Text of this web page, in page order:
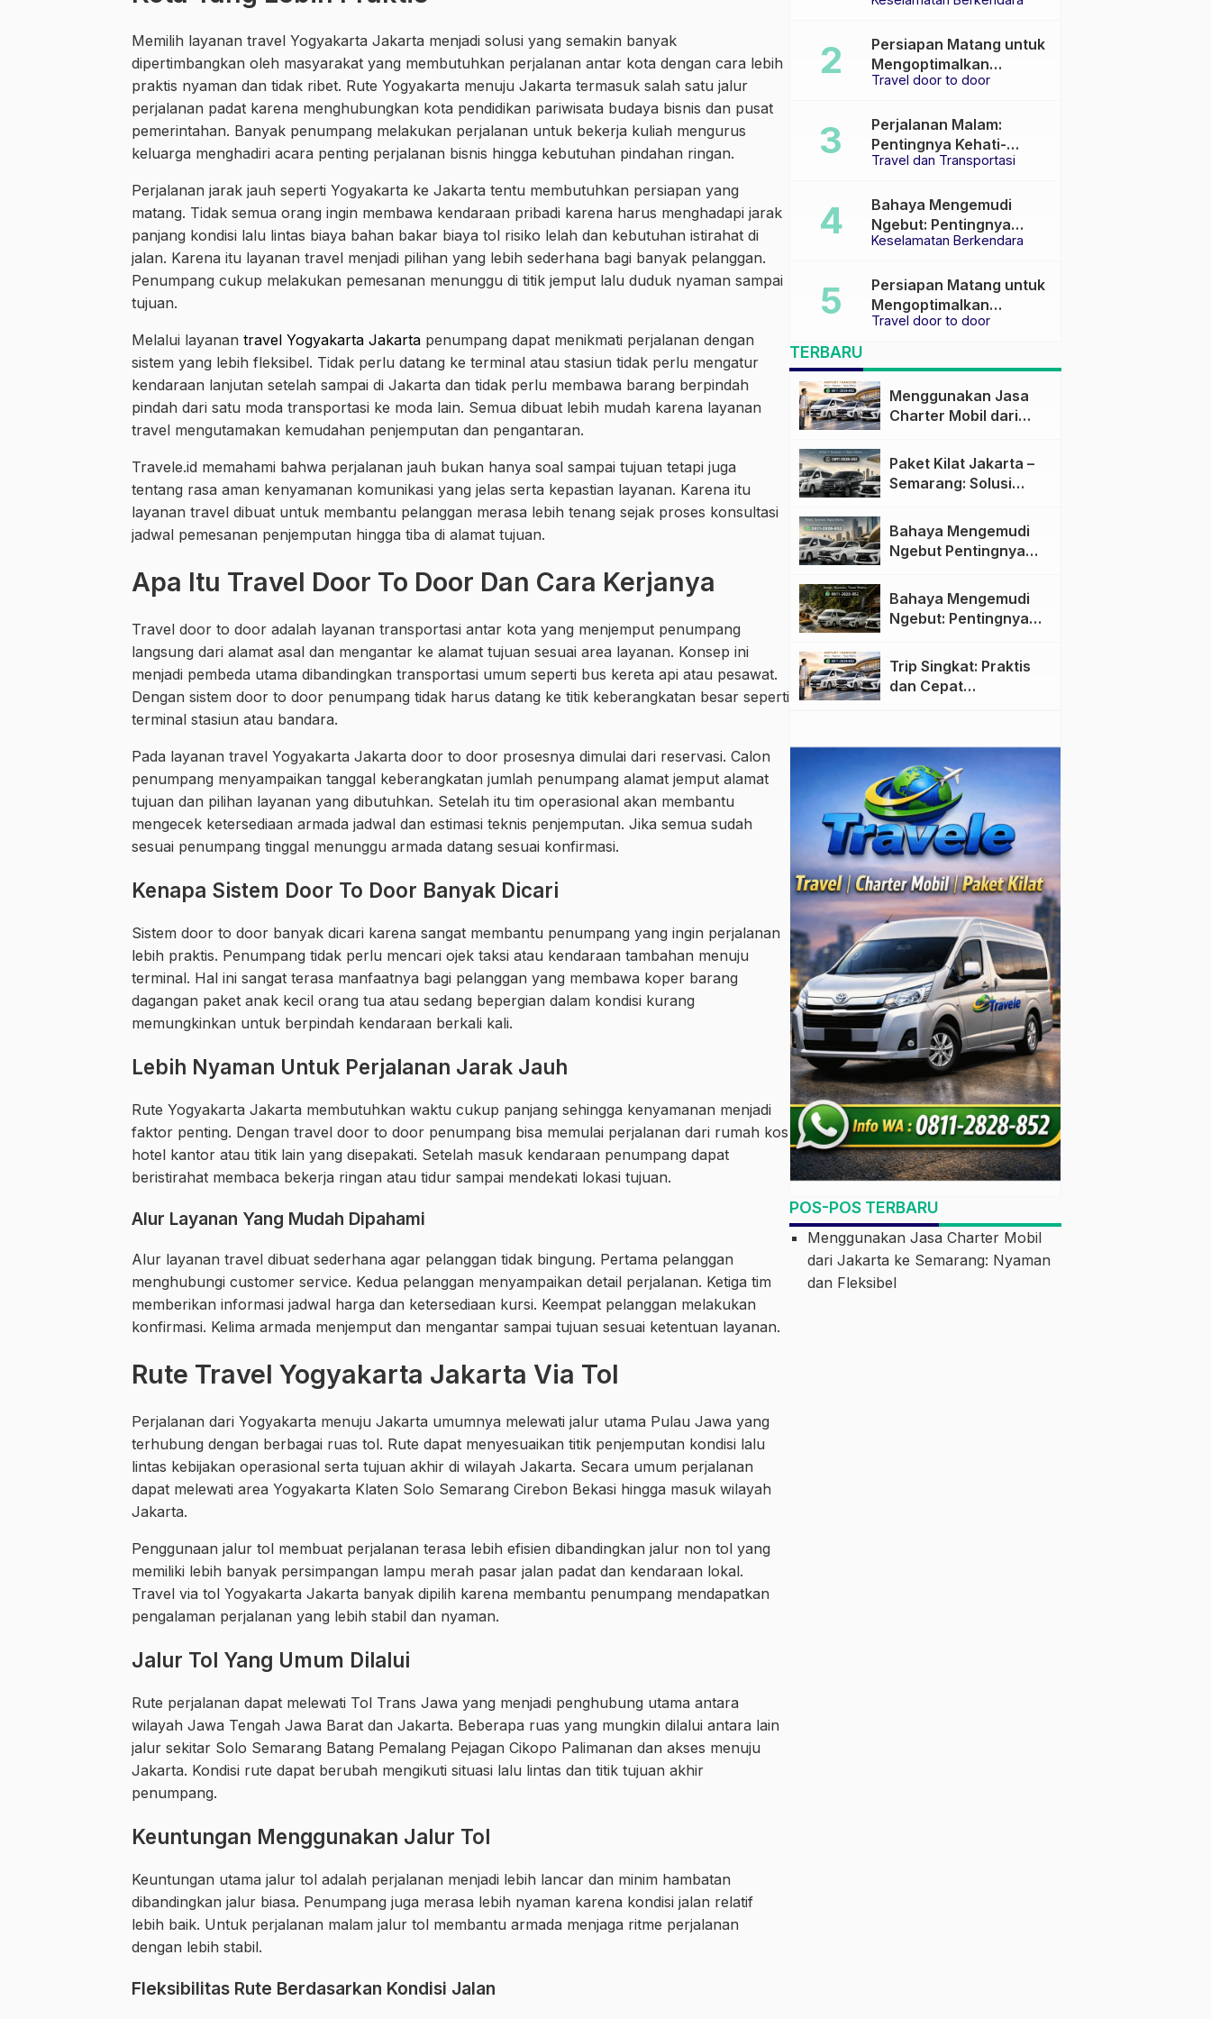
Memilih layanan travel Yogyakarta Jakarta menjadi solusi yang semakin banyak
dipertimbangkan oleh masyarakat yang membutuhkan perjalanan antar kota dengan cara lebih
praktis nyaman dan tidak ribet. Rute Yogyakarta menuju Jakarta termasuk salah satu jalur
perjalanan padat karena menghubungkan kota pendidikan pariwisata budaya bisnis dan pusat
pemerintahan. Banyak penumpang melakukan perjalanan untuk bekerja kuliah mengurus
keluarga menghadiri acara penting perjalanan bisnis hingga kebutuhan pindahan ringan.
Perjalanan jarak jauh seperti Yogyakarta ke Jakarta tentu membutuhkan persiapan yang
matang. Tidak semua orang ingin membawa kendaraan pribadi karena harus menghadapi jarak
panjang kondisi lalu lintas biaya bahan bakar biaya tol risiko lelah dan kebutuhan istirahat di
jalan. Karena itu layanan travel menjadi pilihan yang lebih sederhana bagi banyak pelanggan.
Penumpang cukup melakukan pemesanan menunggu di titik jemput lalu duduk nyaman sampai
tujuan.
Melalui layanan travel Yogyakarta Jakarta penumpang dapat menikmati perjalanan dengan
sistem yang lebih fleksibel. Tidak perlu datang ke terminal atau stasiun tidak perlu mengatur
kendaraan lanjutan setelah sampai di Jakarta dan tidak perlu membawa barang berpindah
pindah dari satu moda transportasi ke moda lain. Semua dibuat lebih mudah karena layanan
travel mengutamakan kemudahan penjemputan dan pengantaran.
Travele.id memahami bahwa perjalanan jauh bukan hanya soal sampai tujuan tetapi juga
tentang rasa aman kenyamanan komunikasi yang jelas serta kepastian layanan. Karena itu
layanan travel dibuat untuk membantu pelanggan merasa lebih tenang sejak proses konsultasi
jadwal pemesanan penjemputan hingga tiba di alamat tujuan.
Apa Itu Travel Door To Door Dan Cara Kerjanya
Travel door to door adalah layanan transportasi antar kota yang menjemput penumpang
langsung dari alamat asal dan mengantar ke alamat tujuan sesuai area layanan. Konsep ini
menjadi pembeda utama dibandingkan transportasi umum seperti bus kereta api atau pesawat.
Dengan sistem door to door penumpang tidak harus datang ke titik keberangkatan besar seperti
terminal stasiun atau bandara.
Pada layanan travel Yogyakarta Jakarta door to door prosesnya dimulai dari reservasi. Calon
penumpang menyampaikan tanggal keberangkatan jumlah penumpang alamat jemput alamat
tujuan dan pilihan layanan yang dibutuhkan. Setelah itu tim operasional akan membantu
mengecek ketersediaan armada jadwal dan estimasi teknis penjemputan. Jika semua sudah
sesuai penumpang tinggal menunggu armada datang sesuai konfirmasi.
Kenapa Sistem Door To Door Banyak Dicari
Sistem door to door banyak dicari karena sangat membantu penumpang yang ingin perjalanan
lebih praktis. Penumpang tidak perlu mencari ojek taksi atau kendaraan tambahan menuju
terminal. Hal ini sangat terasa manfaatnya bagi pelanggan yang membawa koper barang
dagangan paket anak kecil orang tua atau sedang bepergian dalam kondisi kurang
memungkinkan untuk berpindah kendaraan berkali kali.
Lebih Nyaman Untuk Perjalanan Jarak Jauh
Rute Yogyakarta Jakarta membutuhkan waktu cukup panjang sehingga kenyamanan menjadi
faktor penting. Dengan travel door to door penumpang bisa memulai perjalanan dari rumah kos
hotel kantor atau titik lain yang disepakati. Setelah masuk kendaraan penumpang dapat
beristirahat membaca bekerja ringan atau tidur sampai mendekati lokasi tujuan.
Alur Layanan Yang Mudah Dipahami
Alur layanan travel dibuat sederhana agar pelanggan tidak bingung. Pertama pelanggan
menghubungi customer service. Kedua pelanggan menyampaikan detail perjalanan. Ketiga tim
memberikan informasi jadwal harga dan ketersediaan kursi. Keempat pelanggan melakukan
konfirmasi. Kelima armada menjemput dan mengantar sampai tujuan sesuai ketentuan layanan.
Rute Travel Yogyakarta Jakarta Via Tol
Perjalanan dari Yogyakarta menuju Jakarta umumnya melewati jalur utama Pulau Jawa yang
terhubung dengan berbagai ruas tol. Rute dapat menyesuaikan titik penjemputan kondisi lalu
lintas kebijakan operasional serta tujuan akhir di wilayah Jakarta. Secara umum perjalanan
dapat melewati area Yogyakarta Klaten Solo Semarang Cirebon Bekasi hingga masuk wilayah
Jakarta.
Penggunaan jalur tol membuat perjalanan terasa lebih efisien dibandingkan jalur non tol yang
memiliki lebih banyak persimpangan lampu merah pasar jalan padat dan kendaraan lokal.
Travel via tol Yogyakarta Jakarta banyak dipilih karena membantu penumpang mendapatkan
pengalaman perjalanan yang lebih stabil dan nyaman.
Jalur Tol Yang Umum Dilalui
Rute perjalanan dapat melewati Tol Trans Jawa yang menjadi penghubung utama antara
wilayah Jawa Tengah Jawa Barat dan Jakarta. Beberapa ruas yang mungkin dilalui antara lain
jalur sekitar Solo Semarang Batang Pemalang Pejagan Cikopo Palimanan dan akses menuju
Jakarta. Kondisi rute dapat berubah mengikuti situasi lalu lintas dan titik tujuan akhir
penumpang.
Keuntungan Menggunakan Jalur Tol
Keuntungan utama jalur tol adalah perjalanan menjadi lebih lancar dan minim hambatan
dibandingkan jalur biasa. Penumpang juga merasa lebih nyaman karena kondisi jalan relatif
lebih baik. Untuk perjalanan malam jalur tol membantu armada menjaga ritme perjalanan
dengan lebih stabil.
Fleksibilitas Rute Berdasarkan Kondisi Jalan
Travel door to door
Persiapan Matang untuk
Mengoptimalkan
Pengalaman Travel
Travel dan Transportasi
Perjalanan Malam:
Pentingnya Kehati-
hatian dan Pemilihan
Keselamatan Berkendara
Bahaya Mengemudi
Ngebut: Pentingnya
Keselamatan di Jalan
Travel door to door
Persiapan Matang untuk
Mengoptimalkan
Pengalaman Travel
TERBARU
Menggunakan Jasa
Charter Mobil dari
Nyaman dan Fleksibel
Paket Kilat Jakarta –
Semarang: Solusi
Efisien
Bahaya Mengemudi
Ngebut Pentingnya
raya
Bahaya Mengemudi
Ngebut: Pentingnya
Trip Singkat: Praktis
dan Cepat
POS-POS TERBARU
Menggunakan Jasa Charter Mobil
dari Jakarta ke Semarang: Nyaman
dan Fleksibel